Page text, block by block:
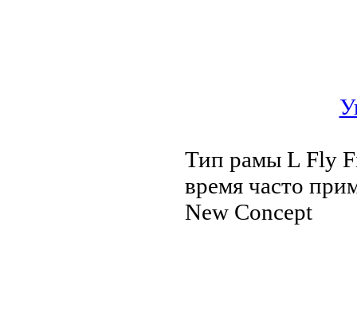
Тип рамы L Fly
время часто
New Concept